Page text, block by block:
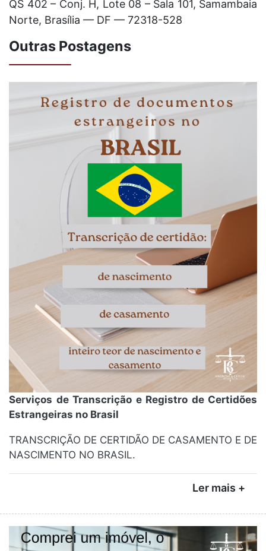
QS 402 – Conj. H, Lote 08 – Sala 101, Samambaia
Norte, Brasília — DF — 72318-528
Outras Postagens
Serviços de Transcrição e Registro de Certidões
Estrangeiras no Brasil
TRANSCRIÇÃO DE CERTIDÃO DE CASAMENTO E DE
NASCIMENTO NO BRASIL.
Ler mais +